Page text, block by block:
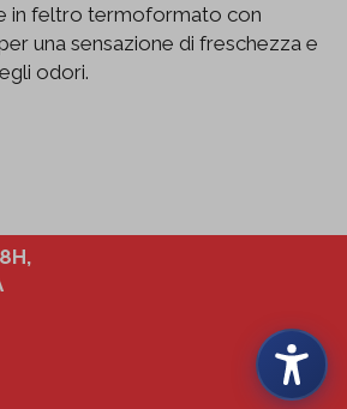
in feltro termoformato con
una sensazione di freschezza e
odori.